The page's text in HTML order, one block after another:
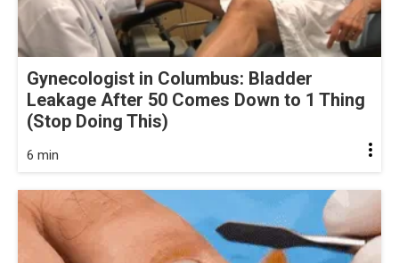
Gynecologist in Columbus: Bladder
Leakage After 50 Comes Down to 1 Thing
(Stop Doing This)
6 min